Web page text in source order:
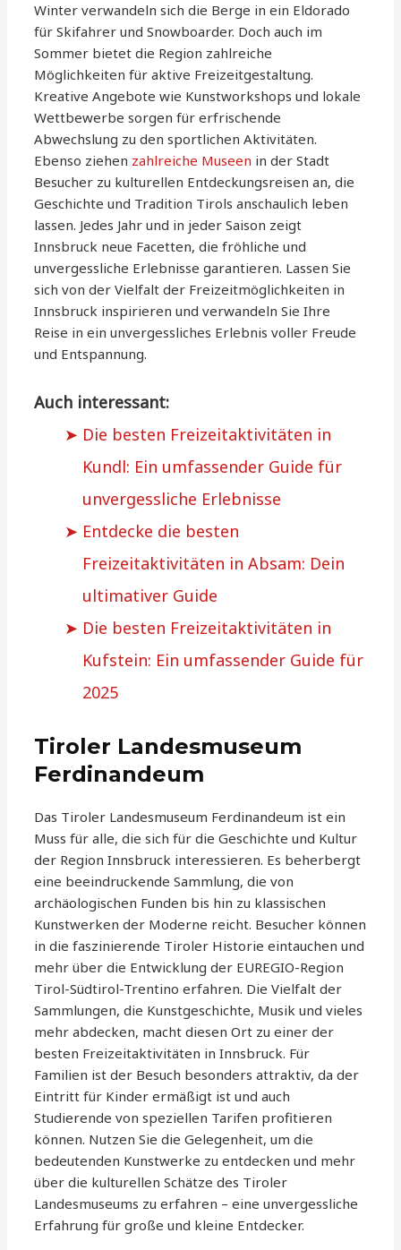
Winter verwandeln sich die Berge in ein Eldorado
für Skifahrer und Snowboarder. Doch auch im
Sommer bietet die Region zahlreiche
Möglichkeiten für aktive Freizeitgestaltung.
Kreative Angebote wie Kunstworkshops und lokale
Wettbewerbe sorgen für erfrischende
Abwechslung zu den sportlichen Aktivitäten.
Ebenso ziehen zahlreiche Museen in der Stadt
Besucher zu kulturellen Entdeckungsreisen an, die
Geschichte und Tradition Tirols anschaulich leben
lassen. Jedes Jahr und in jeder Saison zeigt
Innsbruck neue Facetten, die fröhliche und
unvergessliche Erlebnisse garantieren. Lassen Sie
sich von der Vielfalt der Freizeitmöglichkeiten in
Innsbruck inspirieren und verwandeln Sie Ihre
Reise in ein unvergessliches Erlebnis voller Freude
und Entspannung.
Auch interessant:
Die besten Freizeitaktivitäten in
Kundl: Ein umfassender Guide für
unvergessliche Erlebnisse
Entdecke die besten
Freizeitaktivitäten in Absam: Dein
ultimativer Guide
Die besten Freizeitaktivitäten in
Kufstein: Ein umfassender Guide für
2025
Tiroler Landesmuseum
Ferdinandeum
Das Tiroler Landesmuseum Ferdinandeum ist ein
Muss für alle, die sich für die Geschichte und Kultur
der Region Innsbruck interessieren. Es beherbergt
eine beeindruckende Sammlung, die von
archäologischen Funden bis hin zu klassischen
Kunstwerken der Moderne reicht. Besucher können
in die faszinierende Tiroler Historie eintauchen und
mehr über die Entwicklung der EUREGIO-Region
Tirol-Südtirol-Trentino erfahren. Die Vielfalt der
Sammlungen, die Kunstgeschichte, Musik und vieles
mehr abdecken, macht diesen Ort zu einer der
besten Freizeitaktivitäten in Innsbruck. Für
Familien ist der Besuch besonders attraktiv, da der
Eintritt für Kinder ermäßigt ist und auch
Studierende von speziellen Tarifen profitieren
können. Nutzen Sie die Gelegenheit, um die
bedeutenden Kunstwerke zu entdecken und mehr
über die kulturellen Schätze des Tiroler
Landesmuseums zu erfahren – eine unvergessliche
Erfahrung für große und kleine Entdecker.